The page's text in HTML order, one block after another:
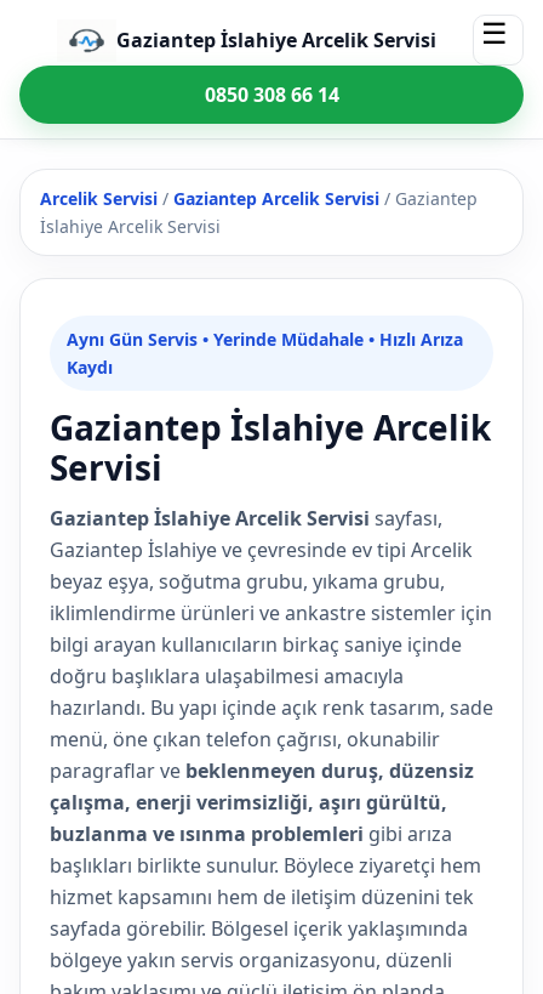
Gaziantep İslahiye Arcelik Servisi ☰
0850 308 66 14
Arcelik Servisi / Gaziantep Arcelik Servisi / Gaziantep
İslahiye Arcelik Servisi
Aynı Gün Servis • Yerinde Müdahale • Hızlı Arıza
Kaydı
Gaziantep İslahiye Arcelik
Servisi
Gaziantep İslahiye Arcelik Servisi sayfası,
Gaziantep İslahiye ve çevresinde ev tipi Arcelik
beyaz eşya, soğutma grubu, yıkama grubu,
iklimlendirme ürünleri ve ankastre sistemler için
bilgi arayan kullanıcıların birkaç saniye içinde
doğru başlıklara ulaşabilmesi amacıyla
hazırlandı. Bu yapı içinde açık renk tasarım, sade
menü, öne çıkan telefon çağrısı, okunabilir
paragraflar ve beklenmeyen duruş, düzensiz
çalışma, enerji verimsizliği, aşırı gürültü,
buzlanma ve ısınma problemleri gibi arıza
başlıkları birlikte sunulur. Böylece ziyaretçi hem
hizmet kapsamını hem de iletişim düzenini tek
sayfada görebilir. Bölgesel içerik yaklaşımında
bölgeye yakın servis organizasyonu, düzenli